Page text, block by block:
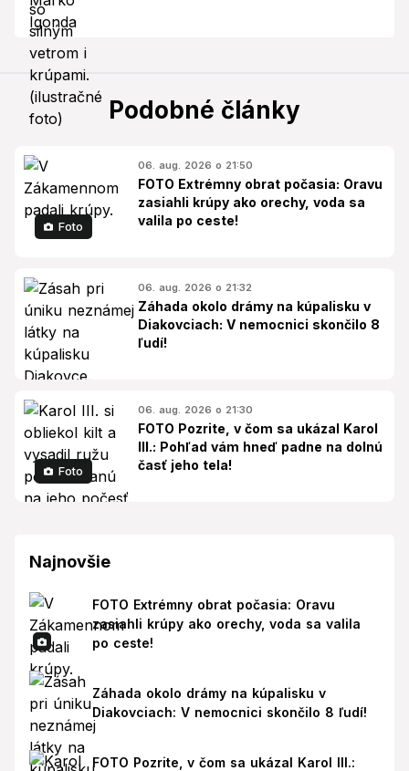
Podobné články
Foto
06. aug. 2026 o 21:50
FOTO Extrémny obrat počasia: Oravu
zasiahli krúpy ako orechy, voda sa
valila po ceste!
06. aug. 2026 o 21:32
Záhada okolo drámy na kúpalisku v
Diakovciach: V nemocnici skončilo 8
ľudí!
Foto
06. aug. 2026 o 21:30
FOTO Pozrite, v čom sa ukázal Karol
III.: Pohľad vám hneď padne na dolnú
časť jeho tela!
Najnovšie
FOTO Extrémny obrat počasia: Oravu
zasiahli krúpy ako orechy, voda sa valila
po ceste!
Záhada okolo drámy na kúpalisku v
Diakovciach: V nemocnici skončilo 8 ľudí!
FOTO Pozrite, v čom sa ukázal Karol III.: